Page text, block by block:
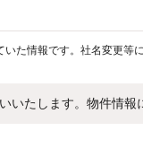
た情報です。社名変更等
いたします。物件情報